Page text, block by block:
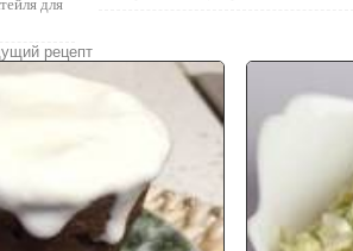
для
рецепт